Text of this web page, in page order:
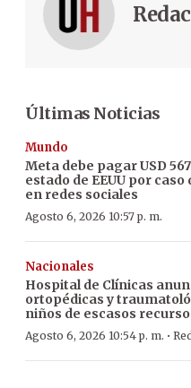
Últimas Noticias
Mundo
Meta debe pagar USD
estado de EEUU por
en redes sociales
Agosto 6, 2026 10:57 p. m.
Nacionales
Hospital de Clínicas
ortopédicas y
niños de escasos
Agosto 6, 2026 10:54 p. m. ·